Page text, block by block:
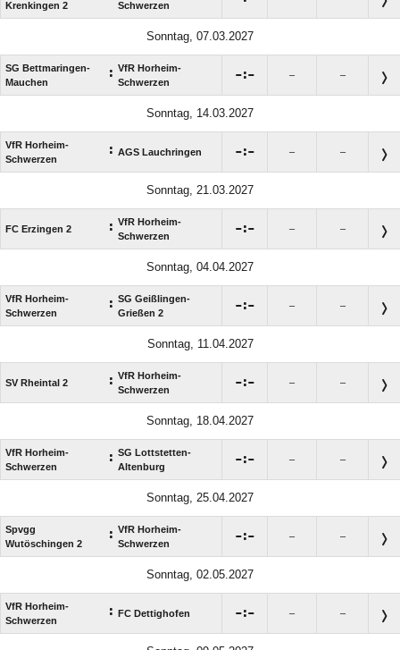
Krenkingen 2
Schwerzen
Sonntag, 07.03.2027
SG Bettmaringen-
Mauchen
: VfR Horheim-
Schwerzen
: – –
Sonntag, 14.03.2027
VfR Horheim-
Schwerzen
: AGS Lauchringen : – –
Sonntag, 21.03.2027
FC Erzingen 2 : VfR Horheim-
Schwerzen
: – –
Sonntag, 04.04.2027
VfR Horheim-
Schwerzen
: SG Geißlingen-
Grießen 2
: – –
Sonntag, 11.04.2027
SV Rheintal 2 : VfR Horheim-
Schwerzen
: – –
Sonntag, 18.04.2027
VfR Horheim-
Schwerzen
: SG Lottstetten-
Altenburg
: – –
Sonntag, 25.04.2027
Spvgg
Wutöschingen 2
: VfR Horheim-
Schwerzen
: – –
Sonntag, 02.05.2027
VfR Horheim-
Schwerzen
: FC Dettighofen : – –